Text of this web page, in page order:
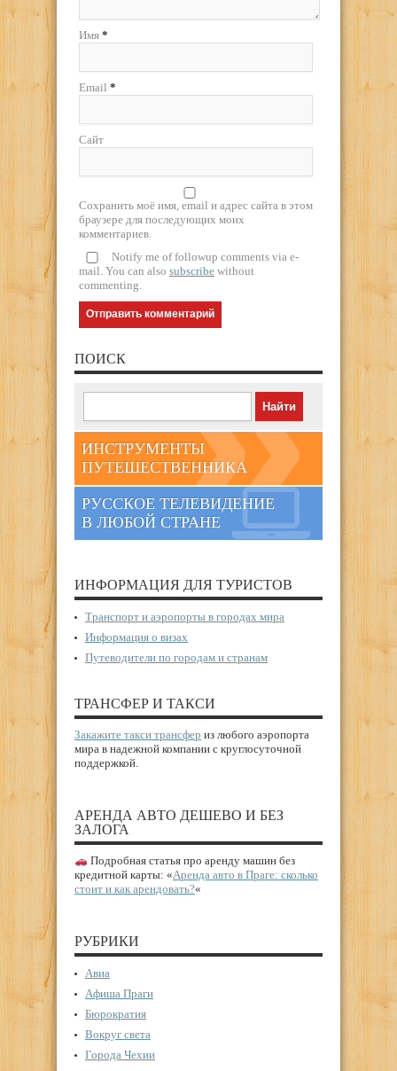
Имя *
Email *
Сайт
Сохранить моё имя, email и адрес сайта в этом
браузере для последующих моих
комментариев.
Notify me of followup comments via e-
mail. You can also subscribe without
commenting.
ПОИСК
ИНСТРУМЕНТЫ
ПУТЕШЕСТВЕННИКА
РУССКОЕ ТЕЛЕВИДЕНИЕ
В ЛЮБОЙ СТРАНЕ
ИНФОРМАЦИЯ ДЛЯ ТУРИСТОВ
Транспорт и аэропорты в городах мира
Информация о визах
Путеводители по городам и странам
ТРАНСФЕР И ТАКСИ
Закажите такси трансфер из любого аэропорта
мира в надежной компании с круглосуточной
поддержкой.
АРЕНДА АВТО ДЕШЕВО И БЕЗ
ЗАЛОГА
Подробная статья про аренду машин без
кредитной карты: «Аренда авто в Праге: сколько
стоит и как арендовать?«
РУБРИКИ
Авиа
Афиша Праги
Бюрократия
Вокруг света
Города Чехии